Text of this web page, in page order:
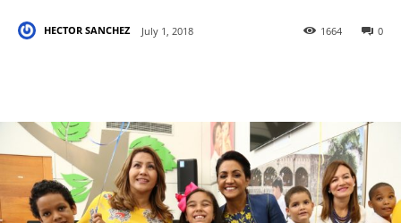
HECTOR SANCHEZ July 1, 2018 0
1664